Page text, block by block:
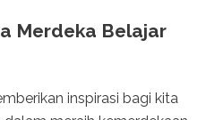
Merdeka Belajar
inspirasi bagi kita